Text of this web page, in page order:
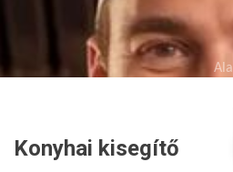
Konyhai kisegítő